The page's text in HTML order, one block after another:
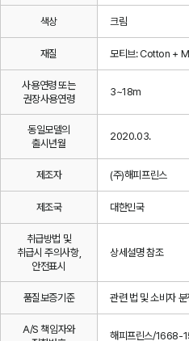
색상 크림
재질 모티브: Cotton +
사용연령 또는
권장사용연령
3~18m
동일모델의
출시년월
2020.03.
제조자 (주)해피프린스
제조국 대한민국
취급방법 및
취급시 주의사항,
안전표시
상세설명 참조
품질보증기준 관련 법 및 소비자
A/S 책임자와
해피프린스/1668-